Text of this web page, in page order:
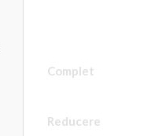
Complet
Reducere